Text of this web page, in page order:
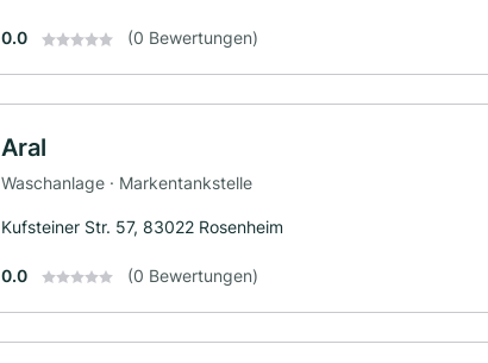
0.0 (0 Bewertungen)
Aral
Waschanlage · Markentankstelle
Kufsteiner Str. 57, 83022 Rosenheim
0.0 (0 Bewertungen)